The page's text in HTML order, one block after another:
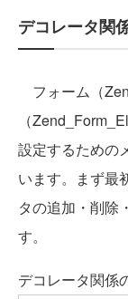
デコレータ関
フォーム（
（
設定するための
います。まず最
タの追加・削除
す。
デコレータ関係